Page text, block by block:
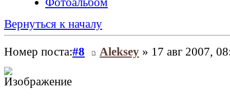
Вернуться к началу
Номер поста:#8 Aleksey » 17 авг 2007,